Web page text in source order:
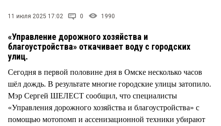
11 июля 2025 17:02 0 1990
«Управление дорожного хозяйства и
благоустройства» откачивает воду с городских
улиц.
Сегодня в первой половине дня в Омске несколько часов
шёл дождь. В результате многие городские улицы затопило.
Мэр Сергей ШЕЛЕСТ сообщил, что специалисты
«Управления дорожного хозяйства и благоустройства» с
помощью мотопомп и ассенизационной техники убирают